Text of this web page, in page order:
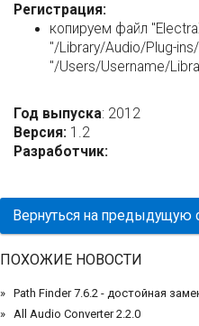
Регистрация:
копируем файл
"/Library/Audio/Plug-
"/Users/Username/
Год выпуска: 2012
Версия: 1.2
Разработчик:
Вернуться на предыдущую
ПОХОЖИЕ НОВОСТИ
Path Finder 7.6.2 - достойная
All Audio Converter 2.2.0